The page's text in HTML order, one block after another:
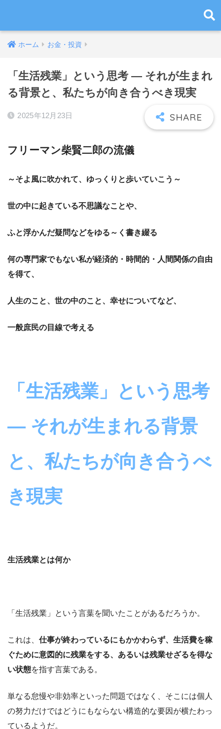
ホーム お金・投資
「生活残業」という思考 ― それが生まれ
る背景と、私たちが向き合うべき現実
2025年12月23日
フリーマン柴賢二郎の流儀
～そよ風に吹かれて、ゆっくりと歩いていこう～
世の中に起きている不思議なことや、
ふと浮かんだ疑問などをゆる～く書き綴る
何の専門家でもない私が経済的・時間的・人間関係の自由
を得て、
人生のこと、世の中のこと、幸せについてなど、
一般庶民の目線で考える
「生活残業」という思考
― それが生まれる背景
と、私たちが向き合うべ
き現実
生活残業とは何か
「生活残業」という言葉を聞いたことがあるだろうか。
これは、 仕事が終わっているにもかかわらず、生活費を稼
ぐために意図的に残業をする、あるいは残業せざるを得な
い状態を指す言葉である。
単なる怠慢や非効率といった問題ではなく、そこには個人
の努力だけではどうにもならない構造的な要因が横たわっ
ているようだ。